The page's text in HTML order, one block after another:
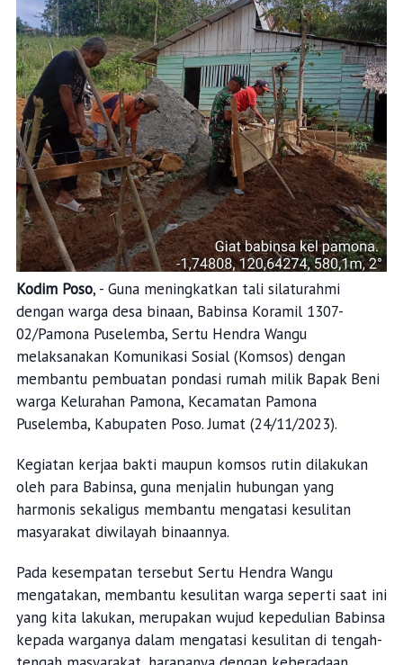
Kodim Poso, - Guna meningkatkan tali silaturahmi
dengan warga desa binaan, Babinsa Koramil 1307-
02/Pamona Puselemba, Sertu Hendra Wangu
melaksanakan Komunikasi Sosial (Komsos) dengan
membantu pembuatan pondasi rumah milik Bapak Beni
warga Kelurahan Pamona, Kecamatan Pamona
Puselemba, Kabupaten Poso. Jumat (24/11/2023).
Kegiatan kerjaa bakti maupun komsos rutin dilakukan
oleh para Babinsa, guna menjalin hubungan yang
harmonis sekaligus membantu mengatasi kesulitan
masyarakat diwilayah binaannya.
Pada kesempatan tersebut Sertu Hendra Wangu
mengatakan, membantu kesulitan warga seperti saat ini
yang kita lakukan, merupakan wujud kepedulian Babinsa
kepada warganya dalam mengatasi kesulitan di tengah-